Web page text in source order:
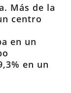
Más de la
centro
en un
en un